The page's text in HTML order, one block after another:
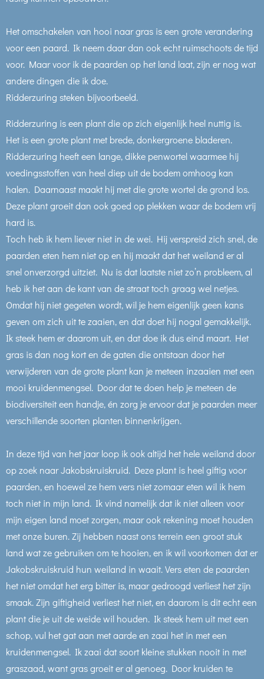
Het omschakelen van hooi naar gras is een grote verandering
voor een paard. Ik neem daar dan ook echt ruimschoots de tijd
voor. Maar voor ik de paarden op het land laat, zijn er nog wat
andere dingen die ik doe.
Ridderzuring steken bijvoorbeeld.
Ridderzuring is een plant die op zich eigenlijk heel nuttig is.
Het is een grote plant met brede, donkergroene bladeren.
Ridderzuring heeft een lange, dikke penwortel waarmee hij
voedingsstoffen van heel diep uit de bodem omhoog kan
halen. Daarnaast maakt hij met die grote wortel de grond los.
Deze plant groeit dan ook goed op plekken waar de bodem vrij
hard is.
Toch heb ik hem liever niet in de wei. Hij verspreid zich snel, de
paarden eten hem niet op en hij maakt dat het weiland er al
snel onverzorgd uitziet. Nu is dat laatste niet zo’n probleem, al
heb ik het aan de kant van de straat toch graag wel netjes.
Omdat hij niet gegeten wordt, wil je hem eigenlijk geen kans
geven om zich uit te zaaien, en dat doet hij nogal gemakkelijk.
Ik steek hem er daarom uit, en dat doe ik dus eind maart. Het
gras is dan nog kort en de gaten die ontstaan door het
verwijderen van de grote plant kan je meteen inzaaien met een
mooi kruidenmengsel. Door dat te doen help je meteen de
biodiversiteit een handje, én zorg je ervoor dat je paarden meer
verschillende soorten planten binnenkrijgen.
In deze tijd van het jaar loop ik ook altijd het hele weiland door
op zoek naar Jakobskruiskruid. Deze plant is heel giftig voor
paarden, en hoewel ze hem vers niet zomaar eten wil ik hem
toch niet in mijn land. Ik vind namelijk dat ik niet alleen voor
mijn eigen land moet zorgen, maar ook rekening moet houden
met onze buren. Zij hebben naast ons terrein een groot stuk
land wat ze gebruiken om te hooien, en ik wil voorkomen dat er
Jakobskruiskruid hun weiland in waait. Vers eten de paarden
het niet omdat het erg bitter is, maar gedroogd verliest het zijn
smaak. Zijn giftigheid verliest het niet, en daarom is dit echt een
plant die je uit de weide wil houden. Ik steek hem uit met een
schop, vul het gat aan met aarde en zaai het in met een
kruidenmengsel. Ik zaai dat soort kleine stukken nooit in met
graszaad, want gras groeit er al genoeg. Door kruiden te